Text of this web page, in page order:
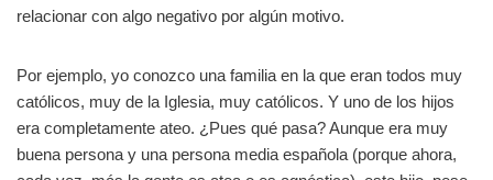
relacionar con algo negativo por algún motivo.
Por ejemplo, yo conozco una familia en la que eran todos muy
católicos, muy de la Iglesia, muy católicos. Y uno de los hijos
era completamente ateo. ¿Pues qué pasa? Aunque era muy
buena persona y una persona media española (porque ahora,